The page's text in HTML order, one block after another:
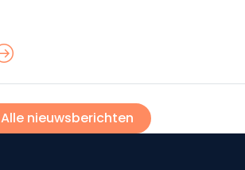
Alle nieuwsberichten